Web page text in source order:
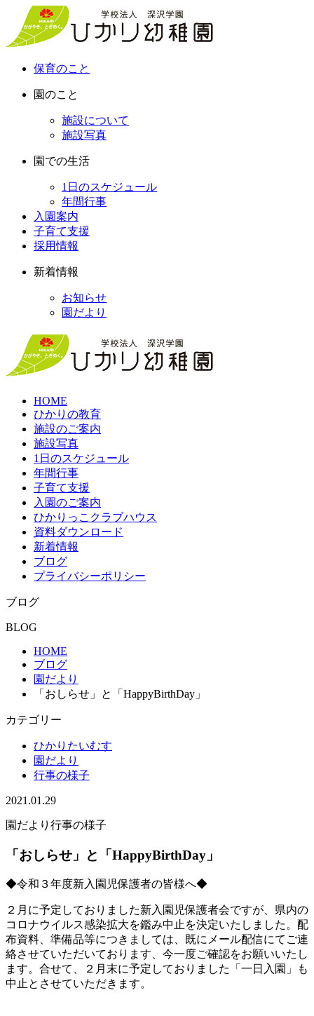
保育のこと
園のこと
施設について
施設写真
園での生活
1日のスケジュール
年間行事
入園案内
子育て支援
採用情報
新着情報
お知らせ
園だより
HOME
ひかりの教育
施設のご案内
施設写真
1日のスケジュール
年間行事
子育て支援
入園のご案内
ひかりっこクラブハウス
資料ダウンロード
新着情報
ブログ
プライバシーポリシー
ブログ
BLOG
HOME
ブログ
園だより
「おしらせ」と「HappyBirthDay」
カテゴリー
ひかりたいむす
園だより
行事の様子
2021.01.29
園だより 行事の様子
「おしらせ」と「HappyBirthDay」
◆令和３年度新入園児保護者の皆様へ◆
２月に予定しておりました新入園児保護者会ですが、県内の
コロナウイルス感染拡大を鑑み中止を決定いたしました。配
布資料、準備品等につきましては、既にメール配信にてご連
絡させていただいております、今一度ご確認をお願いいたし
ます。合せて、２月末に予定しておりました「一日入園」も
中止とさせていただきます。